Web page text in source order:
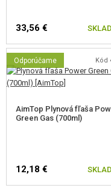
33,56 €
Odporúčame Kód
AimTop Plynová fľaša
Green Gas (700ml)
12,18 €